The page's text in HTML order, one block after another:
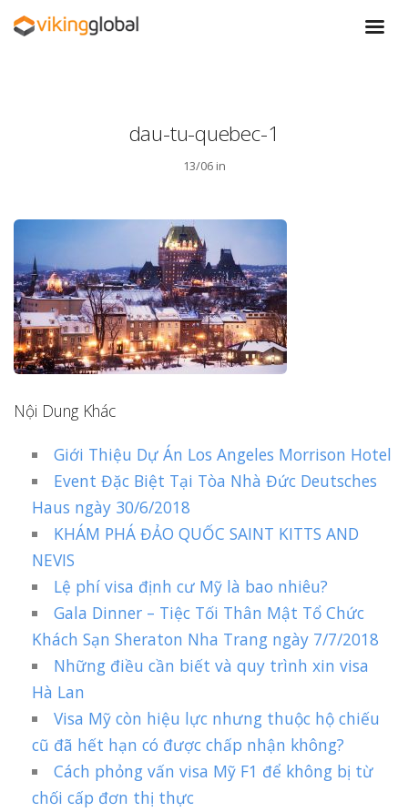
dau-tu-quebec-1
13/06 in
Nội Dung Khác
Giới Thiệu Dự Án Los Angeles Morrison Hotel
Event Đặc Biệt Tại Tòa Nhà Đức Deutsches
Haus ngày 30/6/2018
KHÁM PHÁ ĐẢO QUỐC SAINT KITTS AND
NEVIS
Lệ phí visa định cư Mỹ là bao nhiêu?
Gala Dinner – Tiệc Tối Thân Mật Tổ Chức
Khách Sạn Sheraton Nha Trang ngày 7/7/2018
Những điều cần biết và quy trình xin visa
Hà Lan
Visa Mỹ còn hiệu lực nhưng thuộc hộ chiếu
cũ đã hết hạn có được chấp nhận không?
Cách phỏng vấn visa Mỹ F1 để không bị từ
chối cấp đơn thị thực